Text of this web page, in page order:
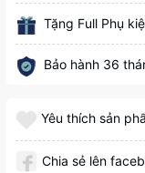
Tặng Full Phụ
Bảo hành 36
Yêu thích sản
Chia sẻ lên